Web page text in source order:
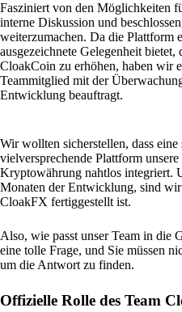
Fasziniert von den Möglichkeiten
interne Diskussion und
weiterzumachen. Da die Plattform
ausgezeichnete Gelegenheit bietet,
CloakCoin zu erhöhen, haben wir
Teammitglied mit der
Entwicklung beauftragt.
Wir wollten sicherstellen, dass eine
vielversprechende Plattform unsere
Kryptowährung nahtlos integriert.
Monaten der Entwicklung, sind wir
CloakFX fertiggestellt ist.
Also, wie passt unser Team in die
eine tolle Frage, und Sie müssen
um die Antwort zu finden.
Offizielle Rolle des Team